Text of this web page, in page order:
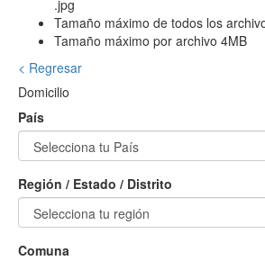
.jpg
Tamaño máximo de todos los
Tamaño máximo por archivo 4MB
< Regresar
Domicilio
País
Región / Estado / Distrito
Comuna